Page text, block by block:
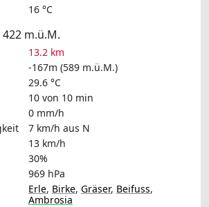
16 °C
m.ü.M.
13.2 km
-167m (589 m.ü.M.)
29.6 °C
10 von 10 min
0 mm/h
7 km/h aus N
13 km/h
30%
969 hPa
Erle, Birke, Gräser, Beifuss,
Ambrosia